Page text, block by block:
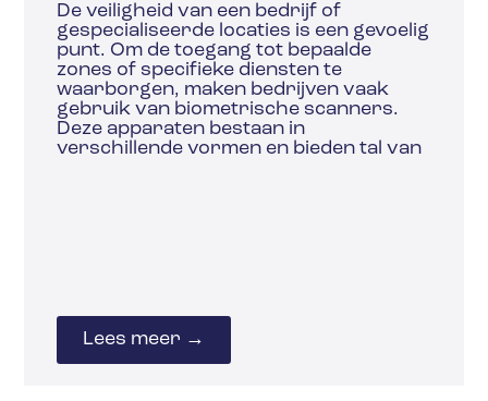
De veiligheid van een bedrijf of
gespecialiseerde locaties is een gevoelig
punt. Om de toegang tot bepaalde
zones of specifieke diensten te
waarborgen, maken bedrijven vaak
gebruik van biometrische scanners.
Deze apparaten bestaan in
verschillende vormen en bieden tal van
Lees meer →